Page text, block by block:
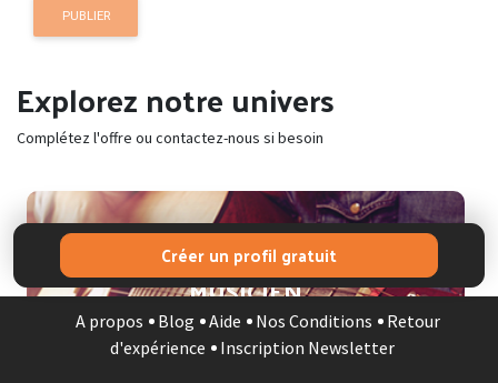
PUBLIER
Explorez notre univers
Complétez l'offre ou contactez-nous si besoin
MUSICIEN
Créer un profil gratuit
A propos Blog Aide Nos Conditions
Retour
d'expérience
Inscription Newsletter